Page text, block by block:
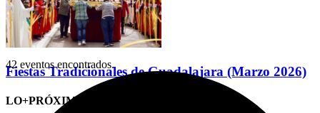
Fiestas Tradicionales de Guadalajara (Marzo 2026)
LO+PRÓXIMO (CITAS)
42 eventos encontrados.